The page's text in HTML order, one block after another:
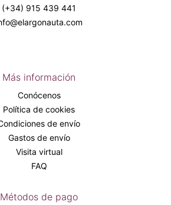
(+34) 915 439 441
Más información
Conócenos
Política de cookies
de envío
Gastos de envío
Visita virtual
FAQ
Métodos de pago